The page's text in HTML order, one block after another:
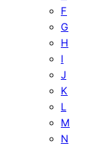
F
G
H
I
J
K
L
M
N